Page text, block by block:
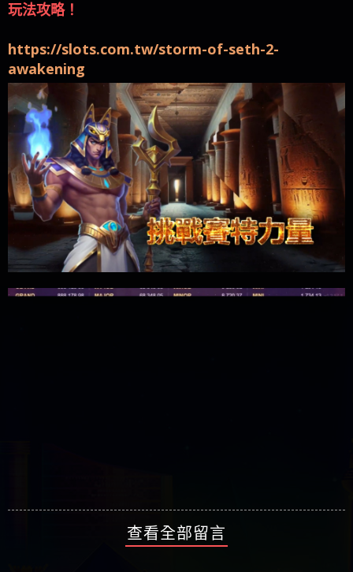
https://slots.com.tw/storm-of-seth-2-
awakening
查看全部留言